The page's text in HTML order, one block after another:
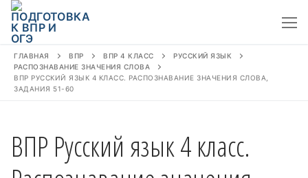
Перейти
содержимому
ГЛАВНАЯ ВПР ВПР 4 КЛАСС
РУССКИЙ ЯЗЫК
РАСПОЗНАВАНИЕ ЗНАЧЕНИЯ СЛОВА
ВПР РУССКИЙ ЯЗЫК 4 КЛАСС. РАСПОЗНАВАНИЕ ЗНАЧЕНИЯ СЛОВА,
ЗАДАНИЯ 51-60
ВПР Русский язык 4 класс.